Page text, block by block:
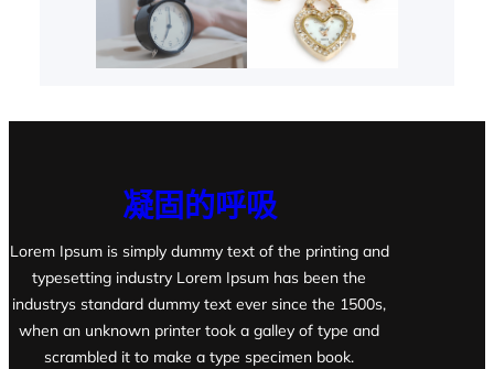
凝固的呼吸
Lorem Ipsum is simply dummy text of the printing and
typesetting industry Lorem Ipsum has been the
industrys standard dummy text ever since the 1500s,
when an unknown printer took a galley of type and
scrambled it to make a type specimen book.